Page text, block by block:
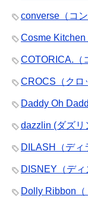
converse（コ
Cosme Kitchen
COTORICA.（
CROCS（クロ
Daddy Oh
dazzlin (ダズリ
DILASH（ディ
DISNEY（ディ
Dolly Ribbon